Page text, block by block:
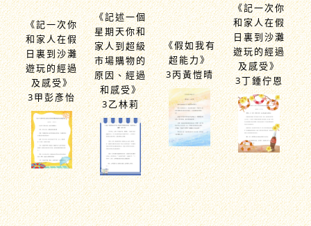
《記一次你
和家人在假
日裏到沙灘
遊玩的經過
及感受》
3甲彭彥怡
《記述一個
星期天你和
家人到超級
市場購物的
原因、經過
和感受》
3乙林莉
《假如我有
超能力》
3丙黃愷晴
《記一次你
和家人在假
日裏到沙灘
遊玩的經過
及感受》
3丁鍾佇恩